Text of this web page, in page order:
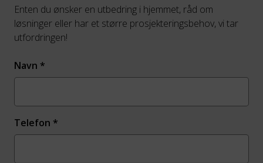
Enten du ønsker en utbedring i hjemmet, råd om
løsninger eller har et større prosjekteringsbehov, vi tar
utfordringen!
Navn *
Telefon *